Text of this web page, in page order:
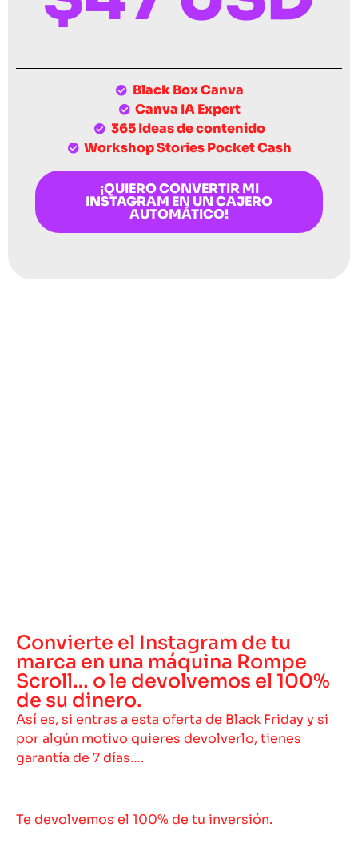
Black Box Canva
Canva IA Expert
365 Ideas de contenido
Workshop Stories Pocket Cash
¡QUIERO CONVERTIR MI
INSTAGRAM EN UN CAJERO
AUTOMÁTICO!
Convierte el Instagram de tu
marca en una máquina Rompe
Scroll… o le devolvemos el 100%
de su dinero.
Así es, si entras a esta oferta de Black Friday y si
por algún motivo quieres devolverlo, tienes
garantía de 7 días….
Te devolvemos el 100% de tu inversión.